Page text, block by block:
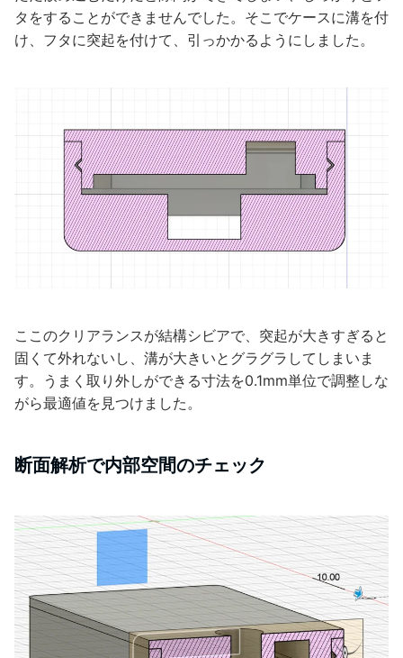
タをすることができませんでした。そこでケースに溝を付
け、フタに突起を付けて、引っかかるようにしました。
ここのクリアランスが結構シビアで、突起が大きすぎると
固くて外れないし、溝が大きいとグラグラしてしまいま
す。うまく取り外しができる寸法を0.1mm単位で調整しな
がら最適値を見つけました。
断面解析で内部空間のチェック